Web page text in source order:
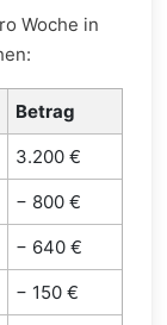
Woche in
Betrag
3.200 €
− 800 €
− 640 €
− 150 €